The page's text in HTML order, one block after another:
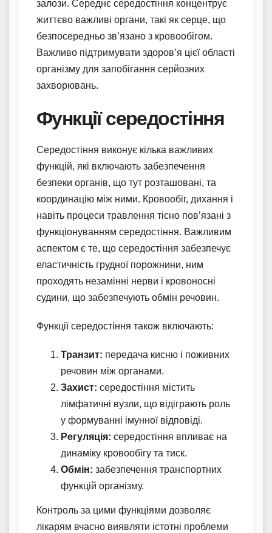
залози. Середнє середостіння концентрує
життєво важливі органи, такі як серце, що
безпосередньо зв’язано з кровообігом.
Важливо підтримувати здоров’я цієї області
організму для запобігання серйозних
захворювань.
Функції середостіння
Середостіння виконує кілька важливих
функцій, які включають забезпечення
безпеки органів, що тут розташовані, та
координацію між ними. Кровообіг, дихання і
навіть процеси травлення тісно пов’язані з
функціонуванням середостіння. Важливим
аспектом є те, що середостіння забезпечує
еластичність грудної порожнини, ним
проходять незамінні нерви і кровоносні
судини, що забезпечують обмін речовин.
Функції середостіння також включають:
Транзит: передача кисню і поживних
речовин між органами.
Захист: середостіння містить
лімфатичні вузли, що відіграють роль
у формуванні імунної відповіді.
Регуляція: середостіння впливає на
динаміку кровообігу та тиск.
Обмін: забезпечення транспортних
функцій організму.
Контроль за цими функціями дозволяє
лікарям вчасно виявляти істотні проблеми